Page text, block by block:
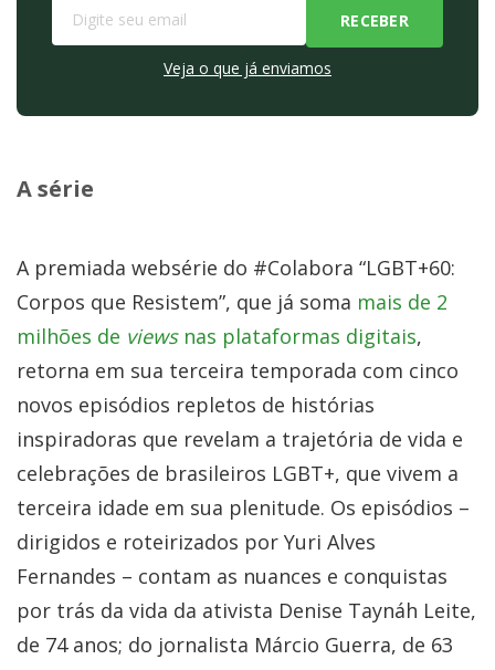
Veja o que já enviamos
A série
A premiada websérie do #Colabora “LGBT+60:
Corpos que Resistem”, que já soma mais de 2
milhões de viewsnas plataformas digitais,
retorna em sua terceira temporada com cinco
novos episódios repletos de histórias
inspiradoras que revelam a trajetória de vida e
celebrações de brasileiros LGBT+, que vivem a
terceira idade em sua plenitude. Os episódios –
dirigidos e roteirizados por Yuri Alves
Fernandes – contam as nuances e conquistas
por trás da vida da ativista Denise Taynáh Leite,
de 74 anos; do jornalista Márcio Guerra, de 63